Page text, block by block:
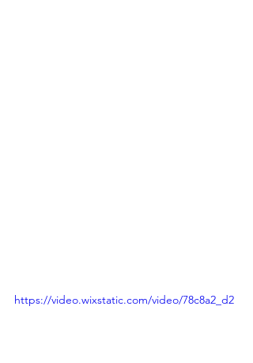
https://video.wixstatic.com/video/78c8a2_d2